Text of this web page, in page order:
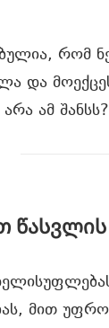
რომ
და
ამ შანსს?
წასვლის
მით